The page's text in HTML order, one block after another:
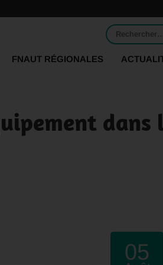
Rechercher :
FNAUT RÉGIONALES
05